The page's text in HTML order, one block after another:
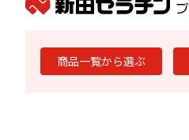
商品一覧から選ぶ